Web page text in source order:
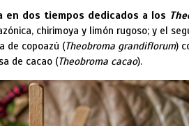
dos tiempos dedicados a los
chirimoya y limón rugoso; y el
de copoazú (Theobroma grandiflorum)
de cacao (Theobroma cacao).